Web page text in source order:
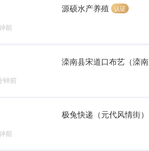
前
源硕水产养殖 认证
钟前
前
极兔快递（元代风情街）